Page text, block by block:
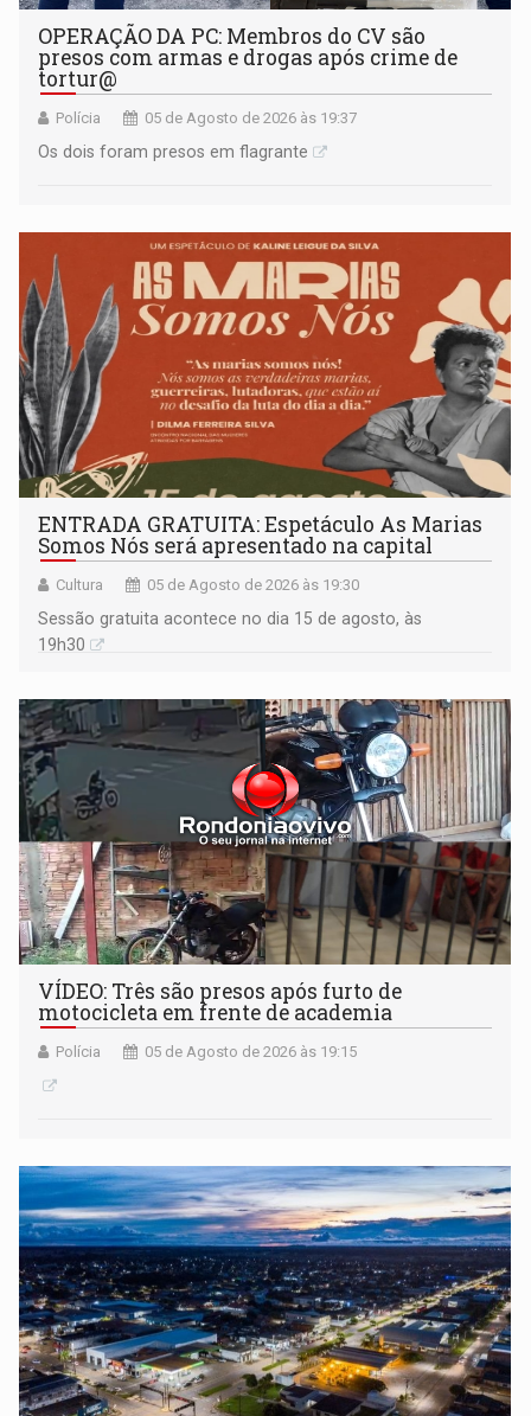
OPERAÇÃO DA PC: Membros do CV são
presos com armas e drogas após crime de
tortur@
Polícia 05 de Agosto de 2026 às 19:37
Os dois foram presos em flagrante
ENTRADA GRATUITA: Espetáculo As Marias
Somos Nós será apresentado na capital
Cultura 05 de Agosto de 2026 às 19:30
Sessão gratuita acontece no dia 15 de agosto, às
19h30
VÍDEO: Três são presos após furto de
motocicleta em frente de academia
Polícia 05 de Agosto de 2026 às 19:15